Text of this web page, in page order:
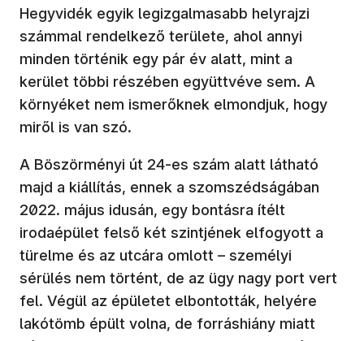
Hegyvidék egyik legizgalmasabb helyrajzi
számmal rendelkező területe, ahol annyi
minden történik egy pár év alatt, mint a
kerület többi részében együttvéve sem. A
környéket nem ismerőknek elmondjuk, hogy
miről is van szó.
A Böszörményi út 24-es szám alatt látható
majd a kiállítás, ennek a szomszédságában
2022. május idusán, egy bontásra ítélt
irodaépület felső két szintjének elfogyott a
türelme és az utcára omlott – személyi
sérülés nem történt, de az ügy nagy port vert
fel. Végül az épületet elbontották, helyére
lakótömb épült volna, de forráshiány miatt